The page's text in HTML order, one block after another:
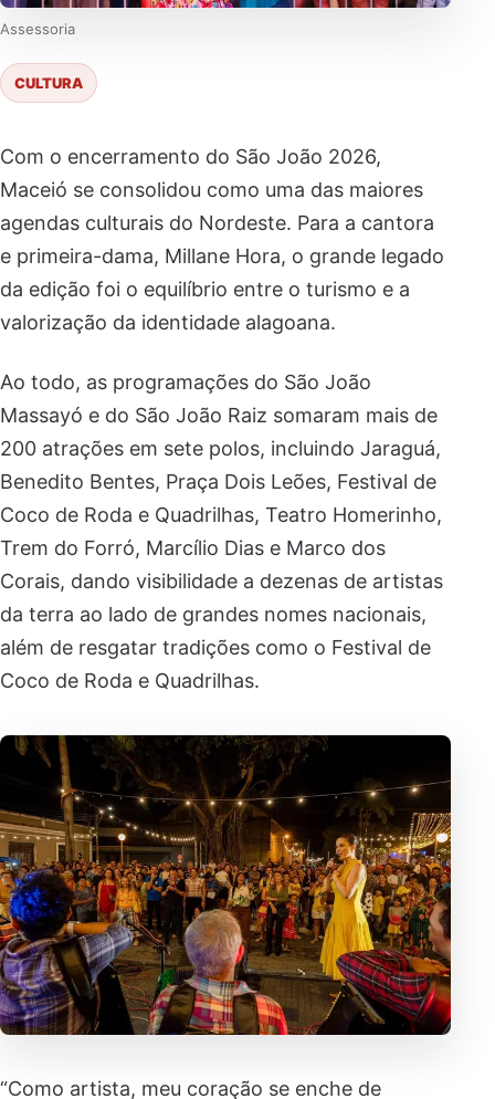
Assessoria
CULTURA
Com o encerramento do São João 2026,
Maceió se consolidou como uma das maiores
agendas culturais do Nordeste. Para a cantora
e primeira-dama, Millane Hora, o grande legado
da edição foi o equilíbrio entre o turismo e a
valorização da identidade alagoana.
Ao todo, as programações do São João
Massayó e do São João Raiz somaram mais de
200 atrações em sete polos, incluindo Jaraguá,
Benedito Bentes, Praça Dois Leões, Festival de
Coco de Roda e Quadrilhas, Teatro Homerinho,
Trem do Forró, Marcílio Dias e Marco dos
Corais, dando visibilidade a dezenas de artistas
da terra ao lado de grandes nomes nacionais,
além de resgatar tradições como o Festival de
Coco de Roda e Quadrilhas.
“Como artista, meu coração se enche de